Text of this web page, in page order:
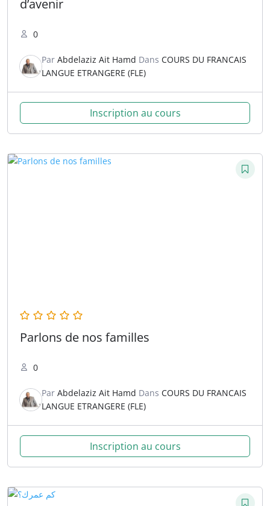
d’avenir
0
Par Abdelaziz Ait Hamd Dans COURS DU FRANCAIS
LANGUE ETRANGERE (FLE)
Inscription au cours
Parlons de nos familles
0
Par Abdelaziz Ait Hamd Dans COURS DU FRANCAIS
LANGUE ETRANGERE (FLE)
Inscription au cours